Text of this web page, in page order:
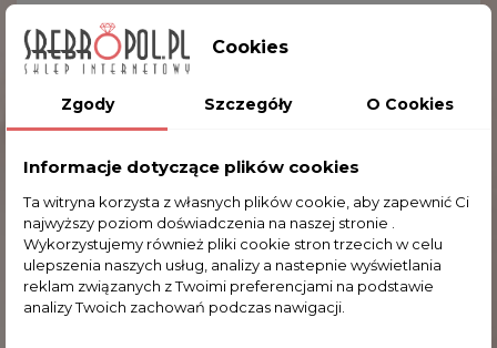
trunkiem. Kufle także w dziale z mosiądzem.
Serdecznie zapraszamy do zakupu.
Wielkość:
.0x10.5 cm
Materiał:szkło, skóra
Komentarze (0)
Na razie nie dodano żadnej recenzji.
Cookies
Zgody Szczegóły O Cookies
Informacje dotyczące plików cookies
Ta witryna korzysta z własnych plików cookie, aby zapewnić Ci
najwyższy poziom doświadczenia na naszej stronie .
Wykorzystujemy również pliki cookie stron trzecich w celu
ulepszenia naszych usług, analizy a nastepnie wyświetlania
reklam związanych z Twoimi preferencjami na podstawie
analizy Twoich zachowań podczas nawigacji.